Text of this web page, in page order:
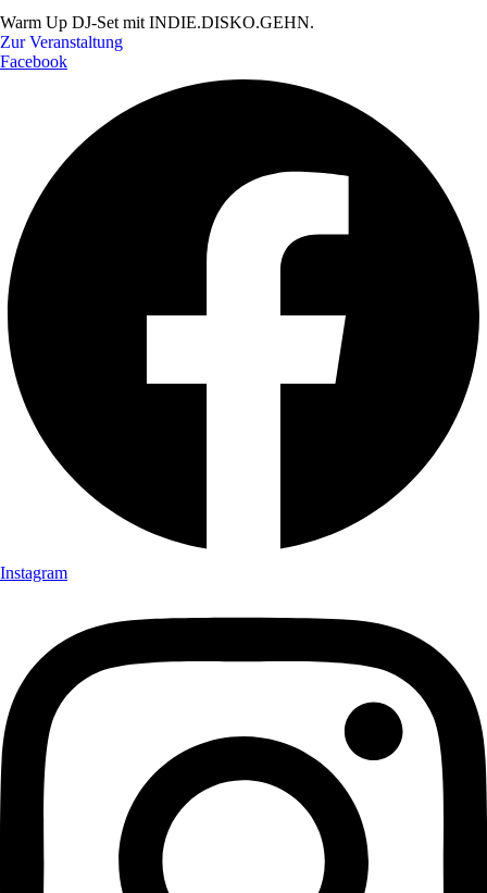
Warm Up DJ-Set mit INDIE.DISKO.GEHN.
Zur Veranstaltung
Facebook
Instagram